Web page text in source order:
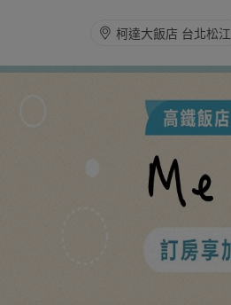
柯達大飯店 台北松江